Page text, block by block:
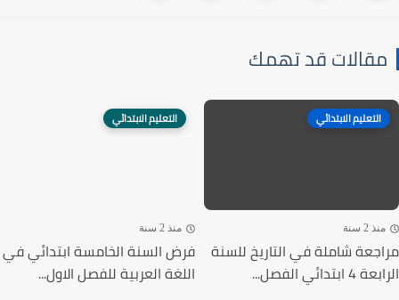
قد تهمك
التعليم الابتدائي
2 سنة
شاملة في التاريخ للسنة
الفصل...
التعليم الابتدائي
منذ 2 سنة
فرض السنة الخامسة ابتدائي في
اللغة العربية للفصل الاول...